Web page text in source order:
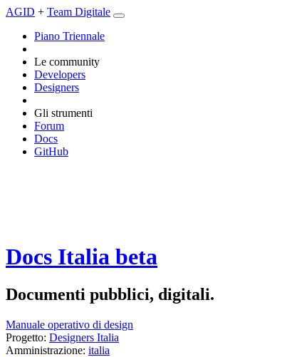
AGID + Team Digitale
Piano Triennale
Le community
Developers
Designers
Gli strumenti
Forum
Docs
GitHub
Docs Italia beta
Documenti pubblici, digitali.
Manuale operativo di design
Progetto: Designers Italia
Amministrazione: italia